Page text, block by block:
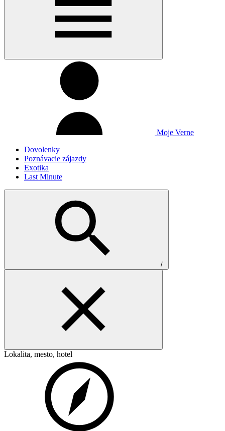
Moje Verne
Dovolenky
Poznávacie zájazdy
Exotika
Last Minute
/
Lokalita, mesto, hotel